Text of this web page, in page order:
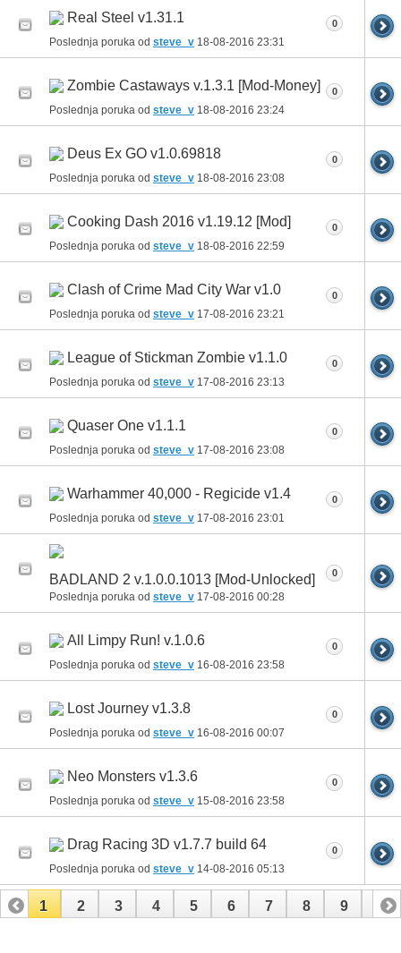
Real Steel v1.31.1
Poslednja poruka od steve_v 18-08-2016 23:31
0
Zombie Castaways v.1.3.1 [Mod-Money]
Poslednja poruka od steve_v 18-08-2016 23:24
0
Deus Ex GO v1.0.69818
Poslednja poruka od steve_v 18-08-2016 23:08
0
Cooking Dash 2016 v1.19.12 [Mod]
Poslednja poruka od steve_v 18-08-2016 22:59
0
Clash of Crime Mad City War v1.0
Poslednja poruka od steve_v 17-08-2016 23:21
0
League of Stickman Zombie v1.1.0
Poslednja poruka od steve_v 17-08-2016 23:13
0
Quaser One v1.1.1
Poslednja poruka od steve_v 17-08-2016 23:08
0
Warhammer 40,000 - Regicide v1.4
Poslednja poruka od steve_v 17-08-2016 23:01
0
BADLAND 2 v.1.0.0.1013 [Mod-Unlocked]
Poslednja poruka od steve_v 17-08-2016 00:28
0
All Limpy Run! v.1.0.6
Poslednja poruka od steve_v 16-08-2016 23:58
0
Lost Journey v1.3.8
Poslednja poruka od steve_v 16-08-2016 00:07
0
Neo Monsters v1.3.6
Poslednja poruka od steve_v 15-08-2016 23:58
0
Drag Racing 3D v1.7.7 build 64
Poslednja poruka od steve_v 14-08-2016 05:13
0
1 2 3 4 5 6 7 8 9 10